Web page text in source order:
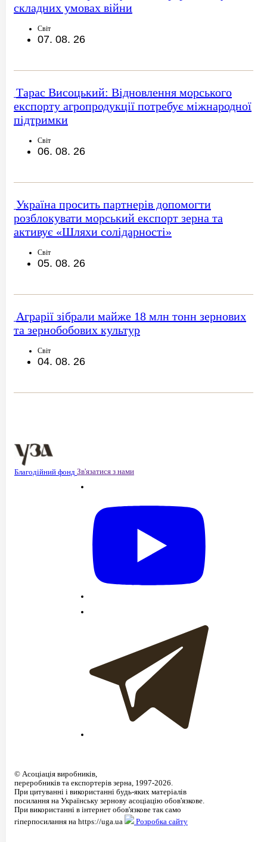
складних умовах війни
Світ
07. 08. 26
Тарас Висоцький: Відновлення морського
експорту агропродукції потребує міжнародної
підтримки
Світ
06. 08. 26
Україна просить партнерів допомогти
розблокувати морський експорт зерна та
активує «Шляхи солідарності»
Світ
05. 08. 26
Аграрії зібрали майже 18 млн тонн зернових
та зернобобових культур
Світ
04. 08. 26
Благодійний фонд Зв'язатися з нами
© Асоціація виробників,
переробників та експортерів зерна, 1997-2026.
При цитуванні і використанні будь-яких матеріалів
посилання на Українську зернову асоціацію обов'язкове.
При використанні в інтернет обов'язкове так само
гіперпосилання на https://uga.ua
Розробка сайту